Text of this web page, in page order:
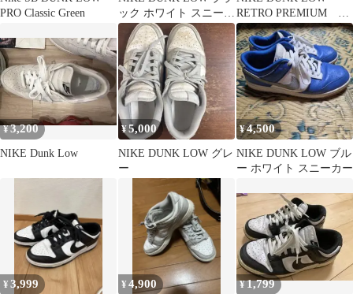
PRO Classic Green
ック ホワイト スニーカ
ー
RETRO PREMIUM
27.0cm
¥3,200
NIKE Dunk Low
¥5,000
NIKE DUNK LOW グレ
ー
¥4,500
NIKE DUNK LOW ブル
ー ホワイト スニーカー
¥3,999 ¥4,900 ¥1,799